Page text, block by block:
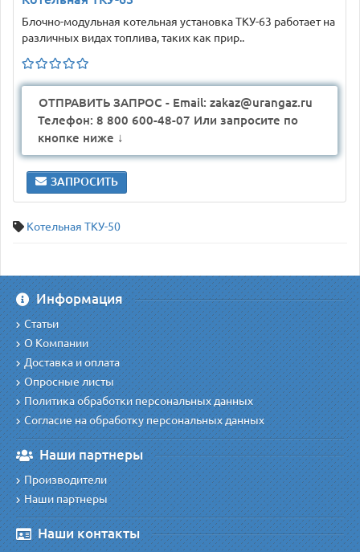
Блочно-модульная котельная установка ТКУ-63 работает на
различных видах топлива, таких как прир..
ОТПРАВИТЬ ЗАПРОС - Email: zakaz@urangaz.ru
Телефон: 8 800 600-48-07 Или запросите по
кнопке ниже ↓
ЗАПРОСИТЬ
Котельная ТКУ-50
Информация
Статьи
О Компании
Доставка и оплата
Опросные листы
Политика обработки персональных данных
Согласие на обработку персональных данных
Наши партнеры
Производители
Наши партнеры
Наши контакты